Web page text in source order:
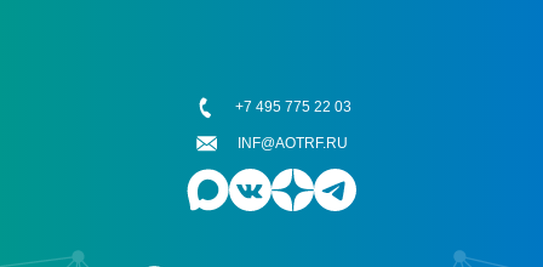
+7 495 775 22 03
INF@AOTRF.RU